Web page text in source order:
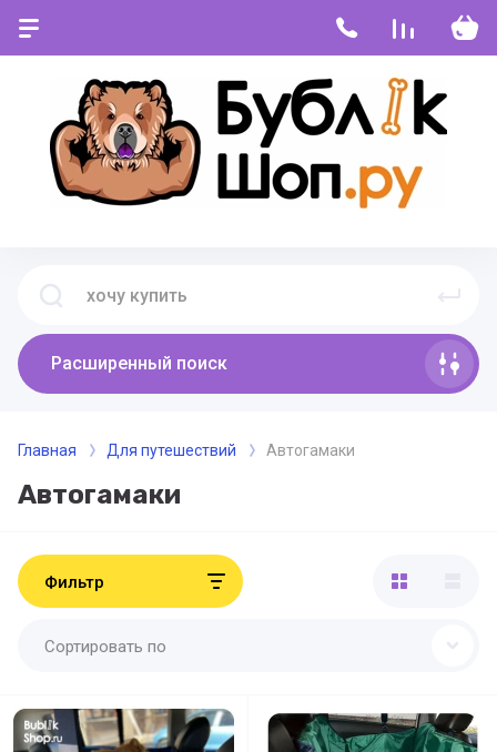
Расширенный поиск
Главная Для путешествий Автогамаки
Автогамаки
Фильтр
Сортировать по